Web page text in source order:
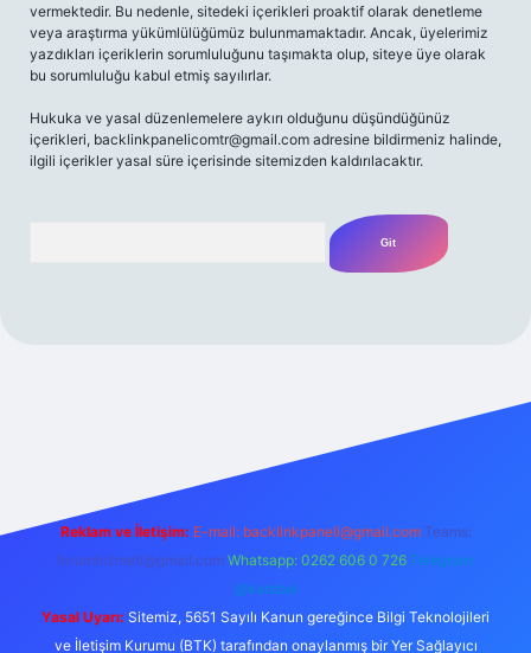
vermektedir. Bu nedenle, sitedeki içerikleri proaktif olarak denetleme
veya araştırma yükümlülüğümüz bulunmamaktadır. Ancak, üyelerimiz
yazdıkları içeriklerin sorumluluğunu taşımakta olup, siteye üye olarak
bu sorumluluğu kabul etmiş sayılırlar.
Hukuka ve yasal düzenlemelere aykırı olduğunu düşündüğünüz
içerikleri, backlinkpanelicomtr@gmail.com adresine bildirmeniz halinde,
ilgili içerikler yasal süre içerisinde sitemizden kaldırılacaktır.
Reklam ve İletişim: E-mail: backlinkpaneli@gmail.com Teams:
forumhizmeti@gmail.com Whatsapp: 0262 606 0 726 Telegram:
@karabul
Yasal Uyarı: Sitemiz, 5651 Sayılı Kanun gereğince Bilgi Teknolojileri
ve İletişim Kurumu (BTK) tarafından onaylanmış bir Yer Sağlayıcı